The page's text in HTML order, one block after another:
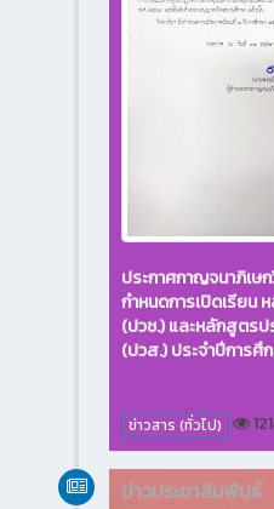
ประกาศกาญจนาภิเษ
กำหนดการเปิดเรียน
(ปวช.) และหลักสูตร
(ปวส.) ประจำปีการ
ข่าวสาร (ทั่วไป)
ข่าวประชาสัมพันธ์